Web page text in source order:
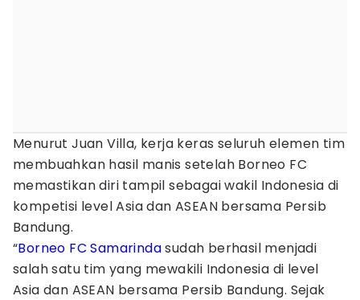
Menurut Juan Villa, kerja keras seluruh elemen tim
membuahkan hasil manis setelah Borneo FC
memastikan diri tampil sebagai wakil Indonesia di
kompetisi level Asia dan ASEAN bersama Persib
Bandung.
“Borneo FC Samarindasudah berhasil menjadi
salah satu tim yang mewakili Indonesia di level
Asia dan ASEAN bersama Persib Bandung. Sejak